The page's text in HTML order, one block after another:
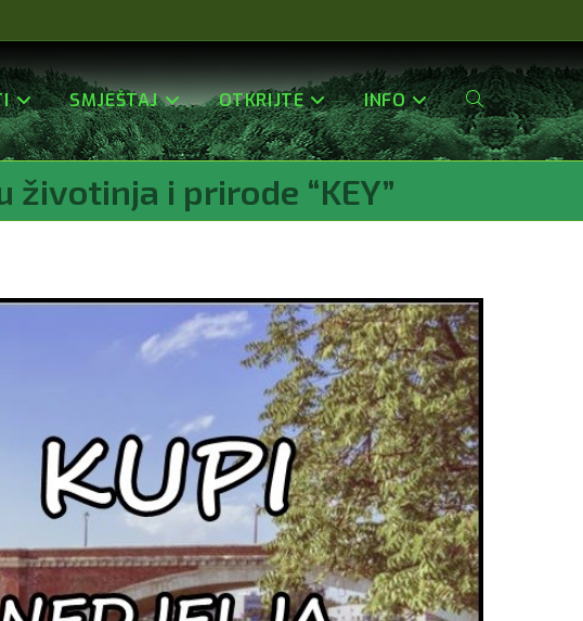
SMJEŠTAJ OTKRIJTE INFO Uključi/isključi
Web-
Stranice
i prirode “KEY”